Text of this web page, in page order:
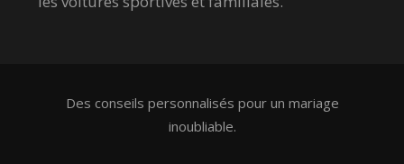
Des conseils personnalisés pour un mariage
inoubliable.